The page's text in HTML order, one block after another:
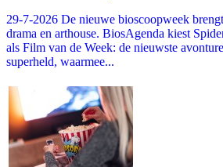
29-7-2026 De nieuwe bioscoopweek
drama en arthouse. BiosAgenda kiest
als Film van de Week: de nieuwste
superheld, waarmee...